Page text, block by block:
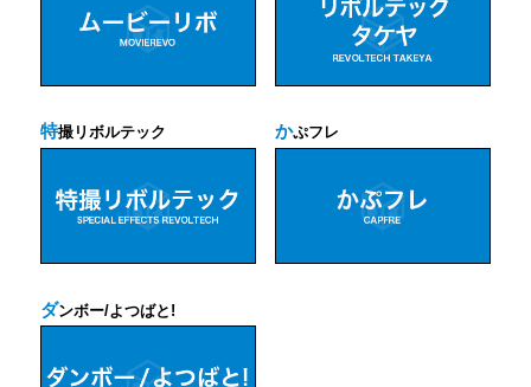
特撮リボルテック かぷフレ
ダンボー/よつばと!